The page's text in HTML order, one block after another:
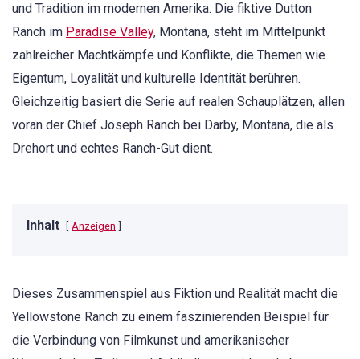
und Tradition im modernen Amerika. Die fiktive Dutton
Ranch im Paradise Valley, Montana, steht im Mittelpunkt
zahlreicher Machtkämpfe und Konflikte, die Themen wie
Eigentum, Loyalität und kulturelle Identität berühren.
Gleichzeitig basiert die Serie auf realen Schauplätzen, allen
voran der Chief Joseph Ranch bei Darby, Montana, die als
Drehort und echtes Ranch-Gut dient.
Inhalt Anzeigen
Dieses Zusammenspiel aus Fiktion und Realität macht die
Yellowstone Ranch zu einem faszinierenden Beispiel für
die Verbindung von Filmkunst und amerikanischer